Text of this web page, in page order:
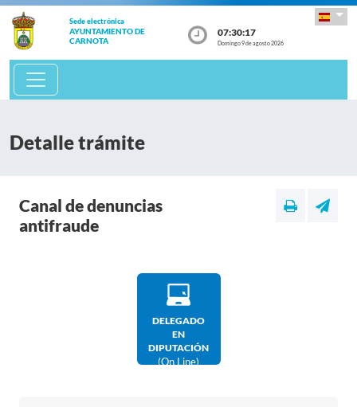
Sede electrónica
AYUNTAMIENTO DE
CARNOTA
07:30:17
Domingo 9 de agosto 2026
Detalle trámite
Canal de denuncias
antifraude
DELEGADO
EN
DIPUTACIÓN
(on Line)